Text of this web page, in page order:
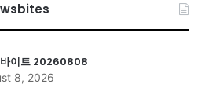
바이트 20260808
8, 2026